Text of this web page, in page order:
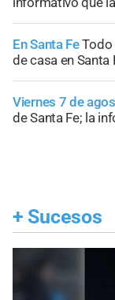
En Santa FeTodo
de casa en
Viernes 7 de
de Santa Fe; la
+ Sucesos